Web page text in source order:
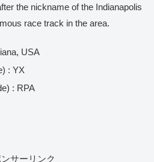
the nickname of the Indianapolis
race track in the area.
USA
: YX
: RPA
サーリンク